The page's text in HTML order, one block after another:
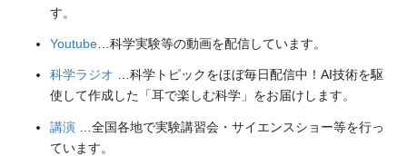
す。
Youtube …科学実験等の動画を配信しています。
科学ラジオ …科学トピックをほぼ毎日配信中！AI技術を駆
使して作成した「耳で楽しむ科学」をお届けします。
講演 …全国各地で実験講習会・サイエンスショー等を行っ
ています。